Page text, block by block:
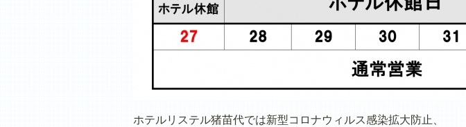
ホテルリステル猪苗代では新型コロナウィルス感染拡大防止、